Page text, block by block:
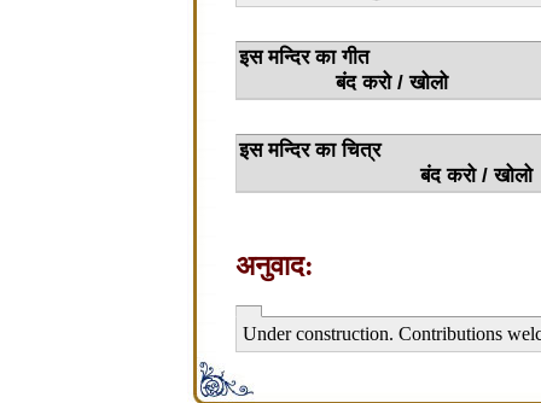
इस
बंद करो / खोलो
इस
बंद करो / खोलो
अनुवाद:
Under construction. Contributions